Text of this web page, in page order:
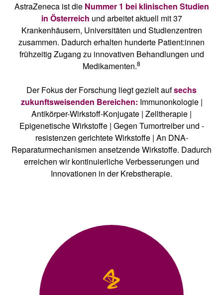
AstraZeneca ist die Nummer 1 bei klinischen Studien
in Österreich und arbeitet aktuell mit 37
Krankenhäusern, Universitäten und Studienzentren
zusammen. Dadurch erhalten hunderte Patient:innen
frühzeitig Zugang zu innovativen Behandlungen und
Medikamenten.8
Der Fokus der Forschung liegt gezielt aufsechs
zukunftsweisenden Bereichen: Immunonkologie |
Antikörper-Wirkstoff-Konjugate | Zelltherapie |
Epigenetische Wirkstoffe | Gegen Tumortreiber und -
resistenzen gerichtete Wirkstoffe | An DNA-
Reparaturmechanismen ansetzende Wirkstoffe. Dadurch
erreichen wir kontinuierliche Verbesserungen und
Innovationen in der Krebstherapie.